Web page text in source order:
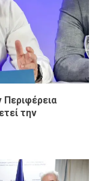
την